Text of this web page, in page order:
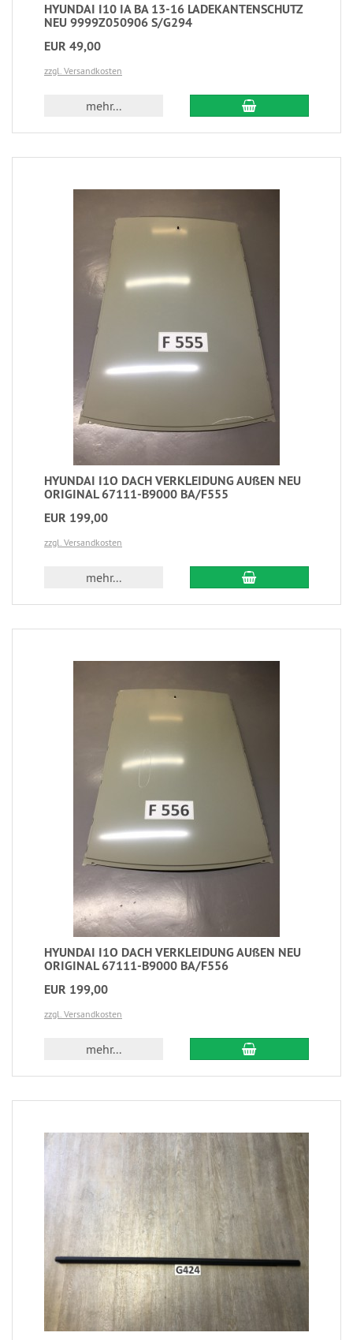
HYUNDAI I10 IA BA 13-16 LADEKANTENSCHUTZ
NEU 9999Z050906 S/G294
EUR 49,00
zzgl. Versandkosten
mehr...
HYUNDAI I1O DACH VERKLEIDUNG AUßEN NEU
ORIGINAL 67111-B9000 BA/F555
EUR 199,00
zzgl. Versandkosten
mehr...
HYUNDAI I1O DACH VERKLEIDUNG AUßEN NEU
ORIGINAL 67111-B9000 BA/F556
EUR 199,00
zzgl. Versandkosten
mehr...